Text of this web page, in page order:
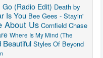
(Radio Edit) Death by
Is You Bee Gees - Stayin'
About Us Cornfield Chase
Where Is My Mind (The
Beautiful Styles Of Beyond